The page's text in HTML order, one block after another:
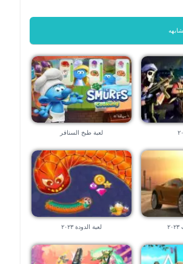
لعبة طبخ السنافر
لعبة الدودة ٢٠٢٣